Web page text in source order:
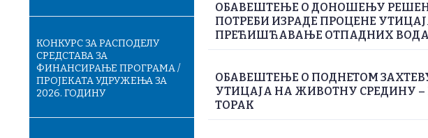
КОНКУРС ЗА РАСПОДЕЛУ
СРЕДСТАВА ЗА
ФИНАНСИРАЊЕ ПРОГРАМА /
ПРОЈЕКАТА УДРУЖЕЊА ЗА
2026. ГОДИНУ
ОБАВЕШТЕЊЕ О ДОНОШЕЊУ
ПОТРЕБИ ИЗРАДЕ ПРОЦЕНЕ
ПРЕЋИШЋАВАЊЕ ОТПАДНИХ
ОБАВЕШТЕЊЕ О ПОДНЕТОМ
УТИЦАЈА НА ЖИВОТНУ СРЕДИНУ –
ТОРАК